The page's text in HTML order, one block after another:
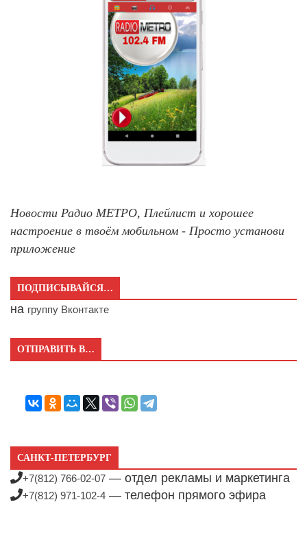
Новости Радио МЕТРО, Плейлист и хорошее
настроение в твоём мобильном - Просто установи
приложение
ПОДПИСЫВАЙСЯ…
на группу Вконтакте
ОТПРАВИТЬ В…
САНКТ-ПЕТЕРБУРГ
+7(812) 766-02-07 — отдел рекламы и маркетинга
+7(812) 971-102-4 — телефон прямого эфира